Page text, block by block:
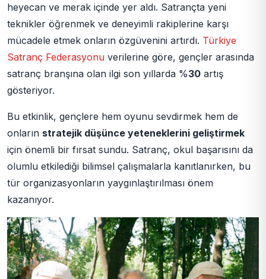
heyecan ve merak içinde yer aldı. Satrançta yeni
teknikler öğrenmek ve deneyimli rakiplerine karşı
mücadele etmek onların özgüvenini artırdı. Türkiye
Satranç Federasyonu verilerine göre, gençler arasında
satranç branşına olan ilgi son yıllarda %30 artış
gösteriyor.
Bu etkinlik, gençlere hem oyunu sevdirmek hem de
onların stratejik düşünce yeteneklerini geliştirmek
için önemli bir fırsat sundu. Satranç, okul başarısını da
olumlu etkilediği bilimsel çalışmalarla kanıtlanırken, bu
tür organizasyonların yaygınlaştırılması önem
kazanıyor.